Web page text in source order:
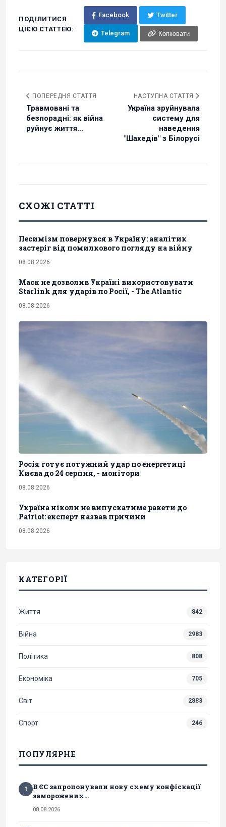
ПОДІЛИТИСЯ
ЦІЄЮ СТАТТЕЮ:
Facebook Twitter
Telegram Копіювати
ПОПЕРЕДНЯ СТАТТЯ
Травмовані та
безпорадні: як війна
руйнує життя...
НАСТУПНА СТАТТЯ
Україна зруйнувала
систему для
наведення
"Шахедів" з Білорусі
СХОЖІ СТАТТІ
Песимізм повернувся в Україну: аналітик
застеріг від помилкового погляду на війну
08.08.2026
Маск не дозволив Україні використовувати
Starlink для ударів по Росії, - The Atlantic
08.08.2026
Росія готує потужний удар по енергетиці
Києва до 24 серпня, - монітори
08.08.2026
Україна ніколи не випускатиме ракети до
Patriot: експерт назвав причини
08.08.2026
КАТЕГОРІЇ
Життя 842
Війна 2983
Політика 808
Економіка 705
Світ 2883
Спорт 246
ПОПУЛЯРНЕ
1
В ЄС запропонували нову схему конфіскації
заморожених...
08.08.2026